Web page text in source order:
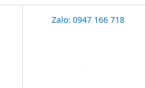
Zalo: 0947 166 718